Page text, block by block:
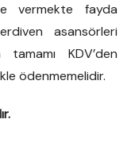
vermekte fayda
asansörleri
KDV’den
ödenmemelidir.